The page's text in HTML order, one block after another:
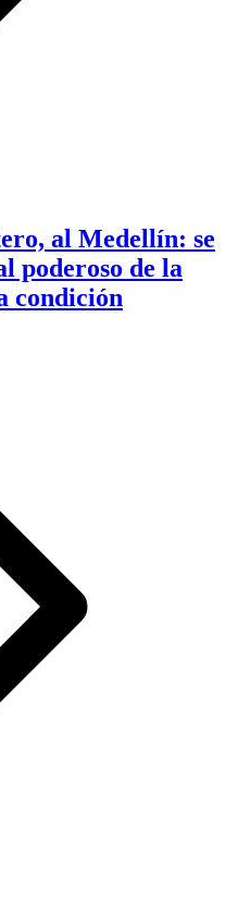
al Medellín: se
poderoso de la
condición